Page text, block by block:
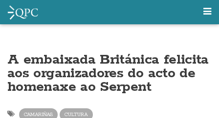
A embaixada Británica felicita
aos organizadores do acto de
homenaxe ao Serpent
CAMARIÑAS CULTURA